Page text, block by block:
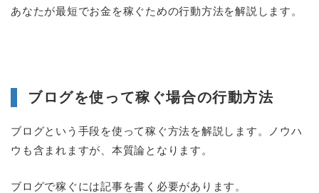
あなたが最短でお金を稼ぐための行動方法を解説します。
ブログを使って稼ぐ場合の行動方法
ブログという手段を使って稼ぐ方法を解説します。ノウハ
ウも含まれますが、本質論となります。
ブログで稼ぐには記事を書く必要があります。